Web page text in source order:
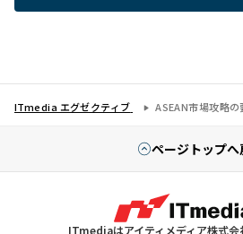
ITmedia エグゼクティブ ASEAN市場攻略の
ページトップへ
ITmediaはアイティメディア株式会